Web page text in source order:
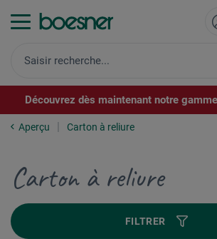
Découvrez dès maintenant notre
Aperçu Carton à reliure
Carton à reliure
FILTRER